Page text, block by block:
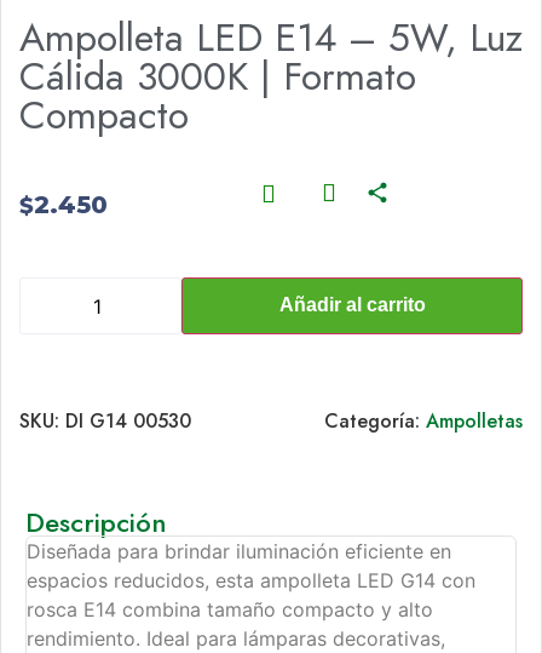
Ampolleta LED E14 – 5W, Luz
Cálida 3000K | Formato
Compacto
$2.450
Añadir al carrito
SKU: DI G14 00530 Categoría: Ampolletas
Descripción
Diseñada para brindar iluminación eficiente en
espacios reducidos, esta ampolleta LED G14 con
rosca E14 combina tamaño compacto y alto
rendimiento. Ideal para lámparas decorativas,